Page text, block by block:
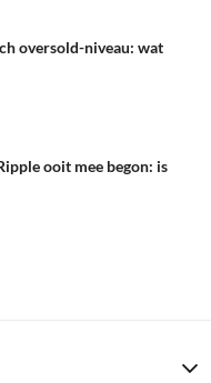
oversold-niveau: wat
ooit mee begon: is